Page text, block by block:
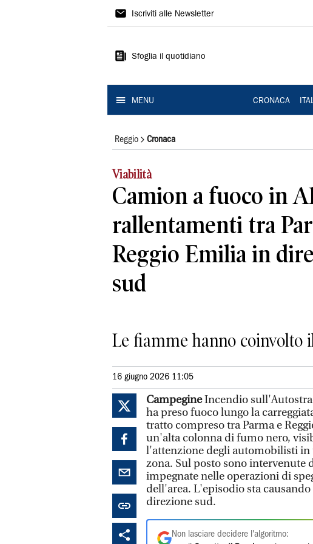
Gazzetta
Reggio
Iscriviti alle Newsletter
Sfoglia il quotidiano
MENU CRONACA
Reggio Cronaca
Viabilità
Camion a fuoco in
rallentamenti tra
Reggio Emilia in
sud
Le fiamme hanno coinvolto
16 giugno 2026 11:05
CampegineIncendio
ha preso fuoco lungo la
tratto compreso tra Parma e
un'alta colonna di fumo nero,
l'attenzione degli automobilisti
zona. Sul posto sono intervenute
impegnate nelle operazioni di
dell'area. L'episodio sta
direzione sud.
Non lasciare decidere l'algoritmo: